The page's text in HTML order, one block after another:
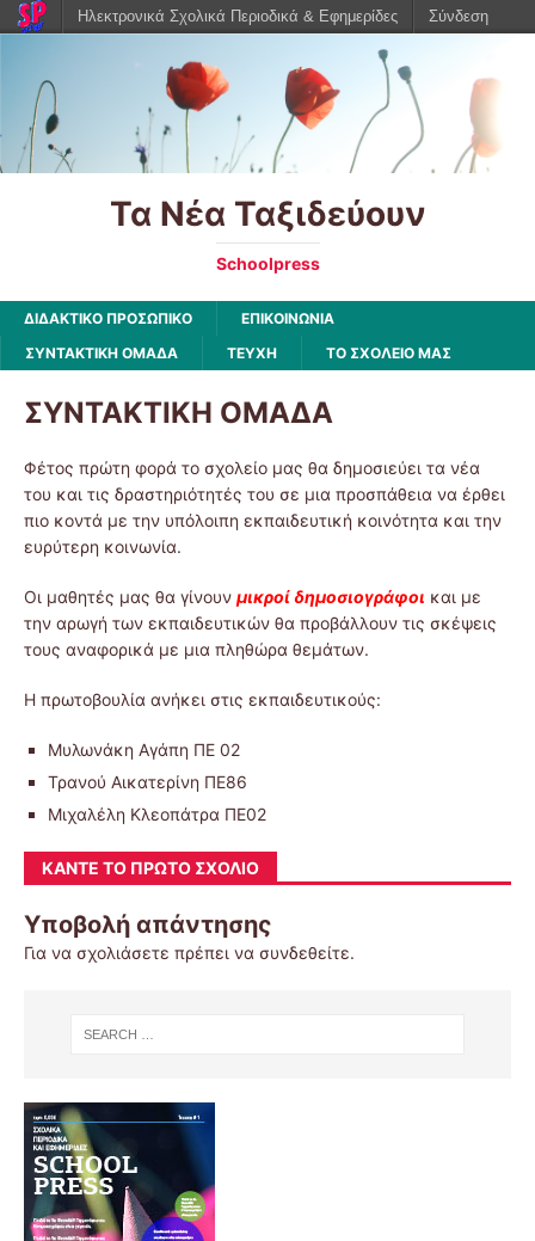
Τα Νέα Ταξιδεύουν
Schoolpress
ΔΙΔΑΚΤΙΚΟ ΠΡΟΣΩΠΙΚΟ
ΕΠΙΚΟΙΝΩΝΙΑ
ΣΥΝΤΑΚΤΙΚΗ ΟΜΑΔΑ
ΤΕΥΧΗ ΤΟ ΣΧΟΛΕΙΟ ΜΑΣ
ΣΥΝΤΑΚΤΙΚΗ ΟΜΑΔΑ
Φέτος πρώτη φορά το σχολείο μας θα δημοσιεύει τα νέα
του και τις δραστηριότητές του σε μια προσπάθεια να έρθει
πιο κοντά με την υπόλοιπη εκπαιδευτική κοινότητα και την
ευρύτερη κοινωνία.
Οι μαθητές μας θα γίνουν μικροί δημοσιογράφοι και με
την αρωγή των εκπαιδευτικών θα προβάλλουν τις σκέψεις
τους αναφορικά με μια πληθώρα θεμάτων.
Η πρωτοβουλία ανήκει στις εκπαιδευτικούς:
Μυλωνάκη Αγάπη ΠΕ 02
Τρανού Αικατερίνη ΠΕ86
Μιχαλέλη Κλεοπάτρα ΠΕ02
ΚΆΝΤΕ ΤΟ ΠΡΏΤΟ ΣΧΌΛΙΟ
Υποβολή απάντησης
Για να σχολιάσετε πρέπει να συνδεθείτε.
Ηλεκτρονικά Σχολικά Περιοδικά & Εφημερίδες Σύνδεση